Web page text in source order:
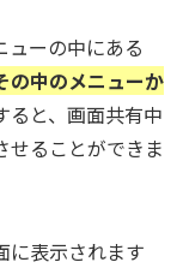
ューの中にある
の中のメニューか
ると、画面共有中
せることができま
に表示されます